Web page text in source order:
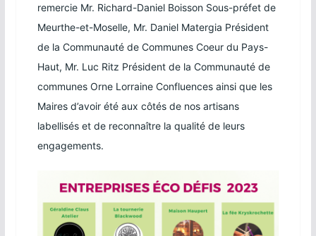
remercie Mr. Richard-Daniel Boisson Sous-préfet de
Meurthe-et-Moselle, Mr. Daniel Matergia Président
de la Communauté de Communes Coeur du Pays-
Haut, Mr. Luc Ritz Président de la Communauté de
communes Orne Lorraine Confluencesainsi que les
Maires d’avoir été aux côtés de nos artisans
labellisés et de reconnaître la qualité de leurs
engagements.